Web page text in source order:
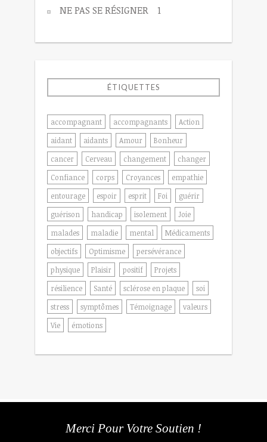
NE PAS SE RÉSIGNER
1
ÉTIQUETTES
accompagnant accompagnants
Action
aidant
aidants Amour
Bonheur
cancer
Cerveau changement
changer
Confiance
corps Croyances
empathie
entourage
espoir esprit Foi
guérir
guérison
handicap isolement
Joie
malades
maladie mental
Médicaments
objectifs
Optimisme
persévérance
physique
Plaisir positif
Projets
résilience
Santé sclérose en plaque
soi
stress
symptômes Témoignage
valeurs
Vie
émotions
Merci Pour Votre Soutien !